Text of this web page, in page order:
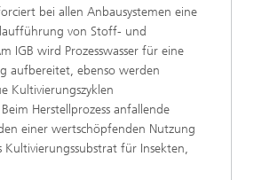
bei allen Anbausystemen eine
von Stoff- und
IGB wird Prozesswasser für eine
aufbereitet, ebenso werden
Kultivierungszyklen
Herstellprozess anfallende
einer wertschöpfenden Nutzung
Kultivierungssubstrat für Insekten,